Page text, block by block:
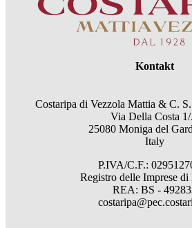
Kontakt
Costaripa di Vezzola Mattia & C.
Via Della Costa
25080 Moniga del
Italy
P.IVA/C.F.:
Registro delle Imprese di
REA: BS -